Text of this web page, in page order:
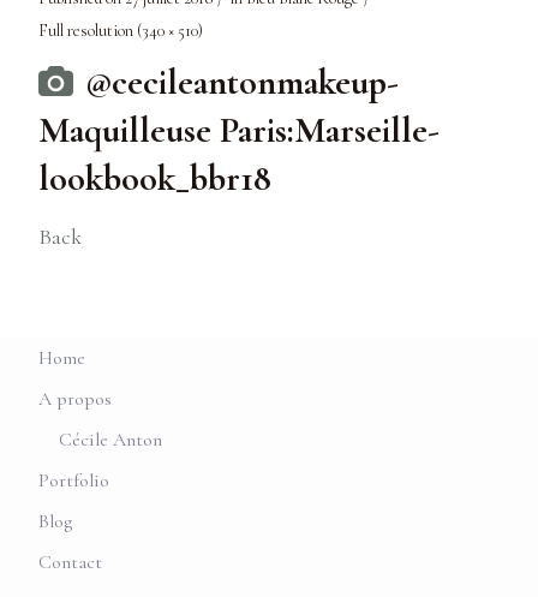
Full resolution (340 × 510)
@cecileantonmakeup-
Maquilleuse Paris:Marseille-
lookbook_bbr18
Back
Home
A propos
Cécile Anton
Portfolio
Blog
Contact